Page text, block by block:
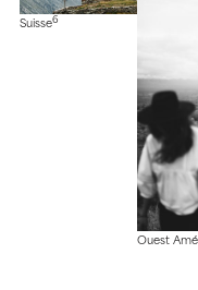
Suisse6
Ouest